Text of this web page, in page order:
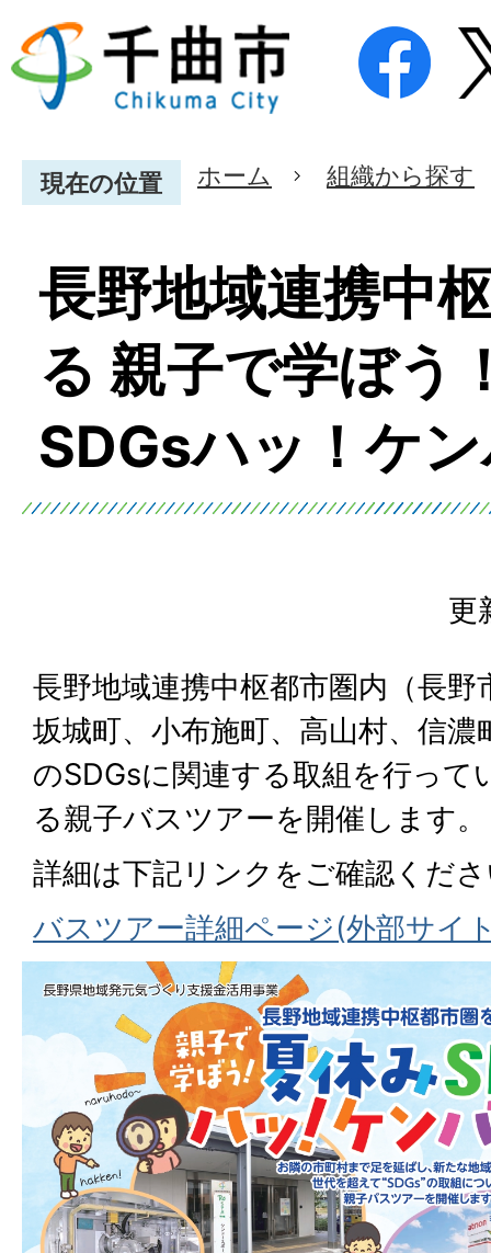
現在の位置 ホーム 組織から探す
長野地域連携中
る 親子で学ぼう
SDGsハッ！ケ
更
長野地域連携中枢都市圏内（長野
坂城町、小布施町、高山村、信濃
のSDGsに関連する取組を行って
る親子バスツアーを開催します。
詳細は下記リンクをご確認くだ
バスツアー詳細ページ(外部サイ